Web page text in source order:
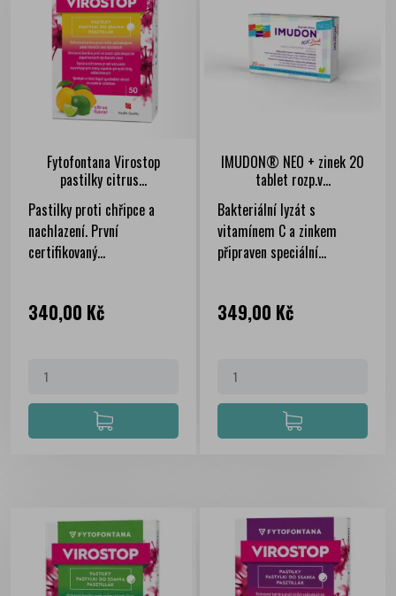
Fytofontana Virostop
pastilky citrus...
Pastilky proti chřipce a
nachlazení. První
certifikovaný...
Cena
340,00 Kč
IMUDON® NEO + zinek 20
tablet rozp.v...
Bakteriální lyzát s
vitamínem C a zinkem
připraven speciální...
Cena
349,00 Kč